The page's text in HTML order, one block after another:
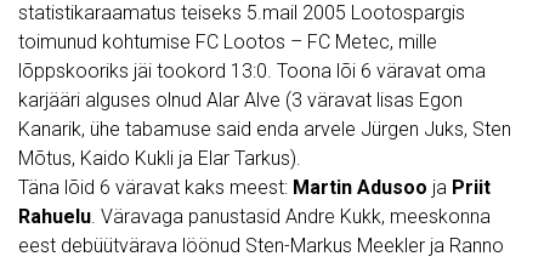
statistikaraamatus teiseks 5.mail 2005 Lootospargis
toimunud kohtumise FC Lootos – FC Metec, mille
lõppskooriks jäi tookord 13:0. Toona lõi 6 väravat oma
karjääri alguses olnud Alar Alve (3 väravat lisas Egon
Kanarik, ühe tabamuse said enda arvele Jürgen Juks, Sten
Mõtus, Kaido Kukli ja Elar Tarkus).
Täna lõid 6 väravat kaks meest: Martin Adusoo ja Priit
Rahuelu. Väravaga panustasid Andre Kukk, meeskonna
eest debüütvärava löönud Sten-Markus Meekler ja Ranno